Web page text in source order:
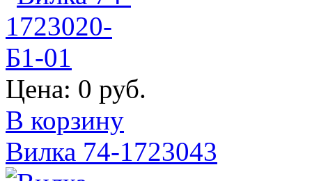
Цена: 0 руб.
В корзину
Вилка 74-1723043